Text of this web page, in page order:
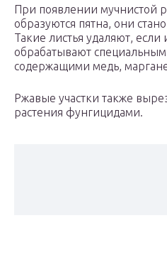
При появлении мучнистой
образуются пятна, они
Такие листья удаляют,
обрабатывают
содержащими медь,
Ржавые участки также
растения фунгицидами.